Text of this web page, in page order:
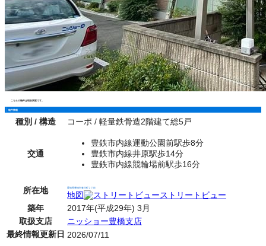
こちらの物件は現在満室です。
物件情報
種別 / 構造 コーポ / 軽量鉄骨造2階建て総5戸
交通
豊鉄市内線運動公園前駅歩8分
豊鉄市内線井原駅歩14分
豊鉄市内線競輪場前駅歩16分
所在地 愛知県豊橋市春日町２丁目
地図
ストリートビュー
築年
2017年(平成29年) 3月
取扱支店
ニッショー豊橋支店
最終情報更新日 2026/07/11